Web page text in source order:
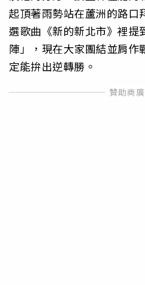
起頂著雨勢站在蘆洲的路口
選歌曲《新的新北市》裡提
陣」，現在大家團結並肩作
定能拚出逆轉勝。